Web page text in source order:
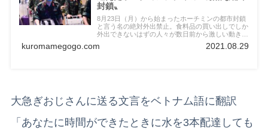
封鎖〟
8月23日（月）から始まったホーチミンの都市封鎖
と言う名の絶対外出禁止。食料品の買い出しでしか
外出できないはずの人々が数日前から激しい動きを
見せ始めたと同時に北部から人民軍が派遣されたと
いうニュース。日を追うごとに激しさを増す買い出
kuromamegogo.com 2021.08.29
大急ぎおじさんに送る文言をベトナム語に翻訳
「あなたに時間ができたときに水を3本配達しても